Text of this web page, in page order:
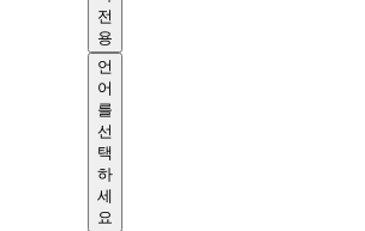
전
용
언
어
를
선
택
하
세
요